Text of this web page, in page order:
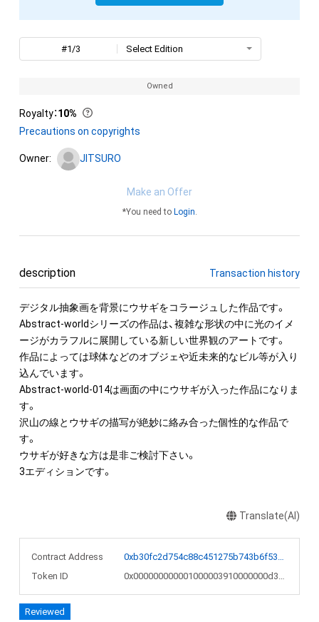
#1/3 Select Edition
Owned
Royalty：10%
Precautions on copyrights
Owner: JITSURO
Make an Offer
*You need to Login.
description Transaction history
デジタル抽象画を背景にウサギをコラージュした作品です。
Abstract-worldシリーズの作品は、複雑な形状の中に光のイメ
ージがカラフルに展開している新しい世界観のアートです。
作品によっては球体などのオブジェや近未来的なビル等が入り
込んでいます。
Abstract-world-014は画面の中にウサギが入った作品になりま
す。
沢山の線とウサギの描写が絶妙に絡み合った個性的な作品で
す。
ウサギが好きな方は是非ご検討下さい。
3エディションです。
Translate(AI)
Contract Address
0xb30fc2d754c88c451275b743b6f530f19f643683
Token ID
0x000000000001000003910000000d3cd8
Reviewed